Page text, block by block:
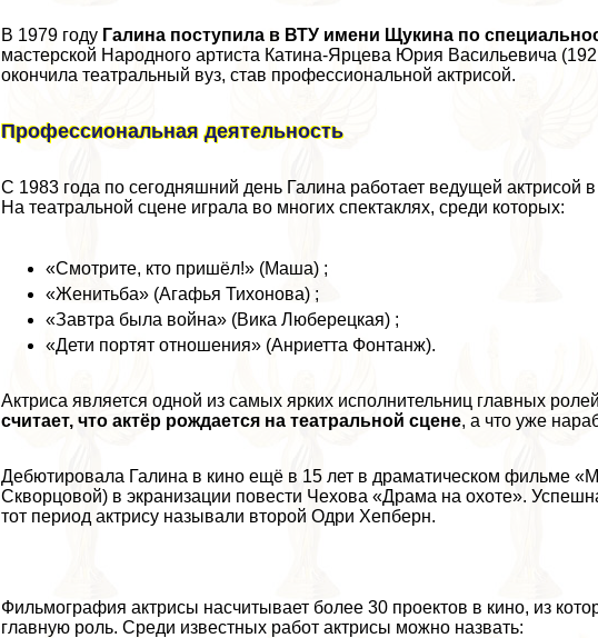
В 1979 году Галина поступила в ВТУ имени Щукина по
мастерской Народного артиста Катина-Ярцева Юрия Васильевича
окончила театральный вуз, став профессиональной актрисой.
Профессиональная деятельность
С 1983 года по сегодняшний день Галина работает ведущей актрисой
На театральной сцене играла во многих спектаклях, среди которых:
«Смотрите, кто пришёл!» (Маша) ;
«Женитьба» (Агафья Тихонова) ;
«Завтра была война» (Вика Люберецкая) ;
«Дети портят отношения» (Анриетта Фонтанж).
Актриса является одной из самых ярких исполнительниц главных
считает, что актёр рождается на театральной сцене, а что уже
Дебютировала Галина в кино ещё в 15 лет в драматическом фильме
Скворцовой) в экранизации повести Чехова «Драма на охоте».
тот период актрису называли второй Одри Хепберн.
Фильмография актрисы насчитывает более 30 проектов в кино, из
главную роль. Среди известных работ актрисы можно назвать: